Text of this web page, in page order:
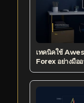
เทคนิคใช้
Forex อย่างมือ